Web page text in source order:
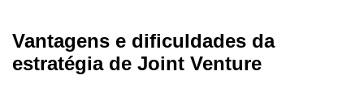
Vantagens e dificuldades da
estratégia de Joint Venture